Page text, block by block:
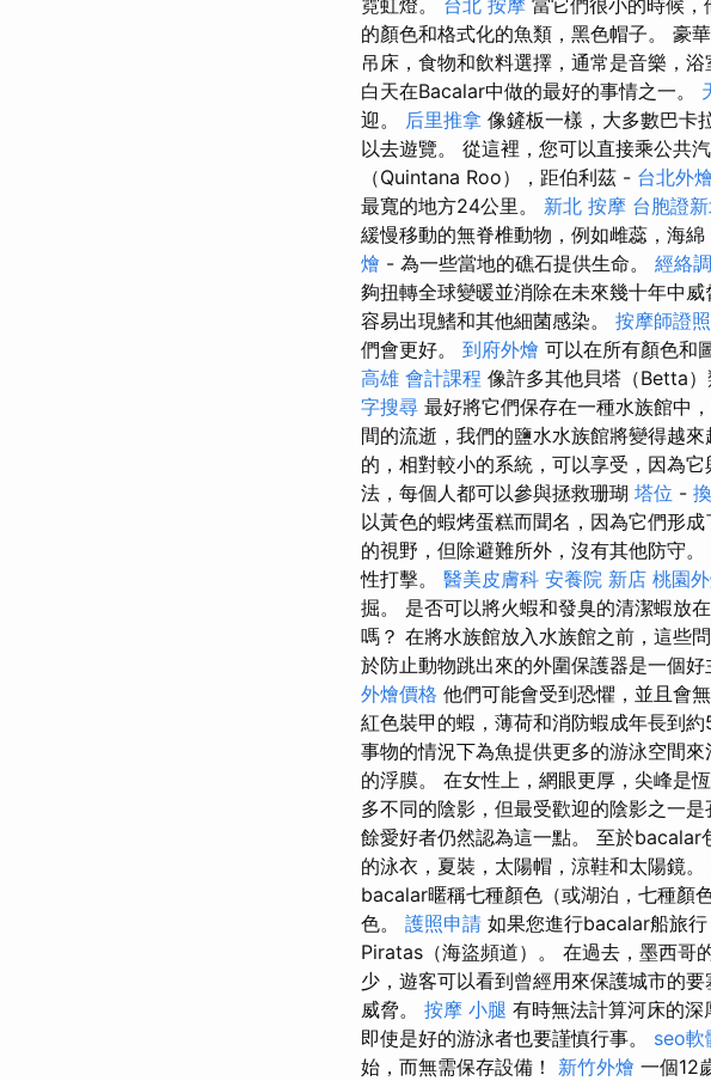
的顏色和格式化的魚類，黑色帽子。 豪
吊床，食物和飲料選擇，通常是音樂，浴
白天在Bacalar中做的最好的事情之一。
迎。 后里推拿 像鏟板一樣，大多數巴卡
以去遊覽。 從這裡，您可以直接乘公共
（Quintana Roo），距伯利茲 - 台北外燴
最寬的地方24公里。 新北 按摩 台胞證
緩慢移動的無脊椎動物，例如雌蕊，海綿
燴 - 為一些當地的礁石提供生命。 經絡
夠扭轉全球變暖並消除在未來幾十年中
容易出現鰭和其他細菌感染。 按摩師證
們會更好。 到府外燴 可以在所有顏色和
高雄 會計課程 像許多其他貝塔（Betta
字搜尋 最好將它們保存在一種水族館中
間的流逝，我們的鹽水水族館將變得越
的，相對較小的系統，可以享受，因為
法，每個人都可以參與拯救珊瑚 塔位 -
以黃色的蝦烤蛋糕而聞名，因為它們形成
的視野，但除避難所外，沒有其他防守。
性打擊。 醫美皮膚科 安養院 新店 桃園
掘。 是否可以將火蝦和發臭的清潔蝦放
嗎？ 在將水族館放入水族館之前，這些
於防止動物跳出來的外圍保護器是一個
外燴價格 他們可能會受到恐懼，並且會
紅色裝甲的蝦，薄荷和消防蝦成年長到
事物的情況下為魚提供更多的游泳空間
的浮膜。 在女性上，網眼更厚，尖峰是
多不同的陰影，但最受歡迎的陰影之一
餘愛好者仍然認為這一點。 至於bacalar
的泳衣，夏裝，太陽帽，涼鞋和太陽鏡。
bacalar暱稱七種顏色（或湖泊，七種顏
色。 護照申請 如果您進行bacalar船旅
Piratas（海盜頻道）。 在過去，墨西哥
少，遊客可以看到曾經用來保護城市的
威脅。 按摩 小腿 有時無法計算河床的深
即使是好的游泳者也要謹慎行事。 seo軟
始，而無需保存設備！ 新竹外燴 一個12